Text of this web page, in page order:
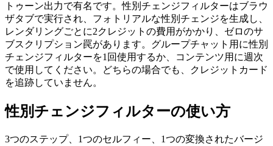
トゥーン出力で有名です。性別チェンジフィルターはブラウ
ザタブで実行され、フォトリアルな性別チェンジを生成し、
レンダリングごとに2クレジットの費用がかかり、ゼロのサ
ブスクリプション罠があります。グループチャット用に性別
チェンジフィルターを1回使用するか、コンテンツ用に週次
で使用してください。どちらの場合でも、クレジットカード
を追跡していません。
性別チェンジフィルターの使い方
3つのステップ、1つのセルフィー、1つの変換されたバージ